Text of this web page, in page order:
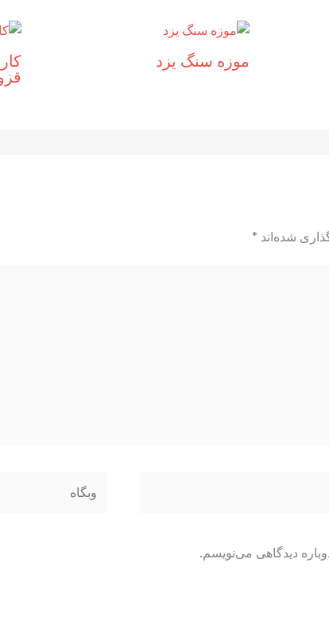
موزه سنگ یزد
شده‌اند *
دیدگاهی می‌نویسم.